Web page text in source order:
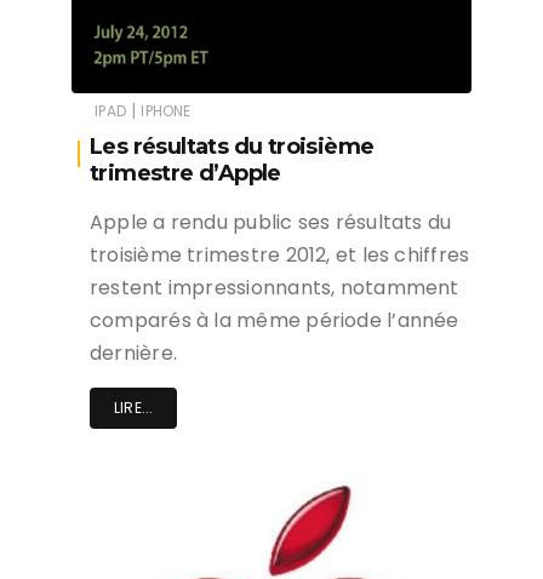
IPAD | IPHONE
Les résultats du troisième
trimestre d’Apple
Apple a rendu public ses résultats du
troisième trimestre 2012, et les chiffres
restent impressionnants, notamment
comparés à la même période l’année
dernière.
LIRE...